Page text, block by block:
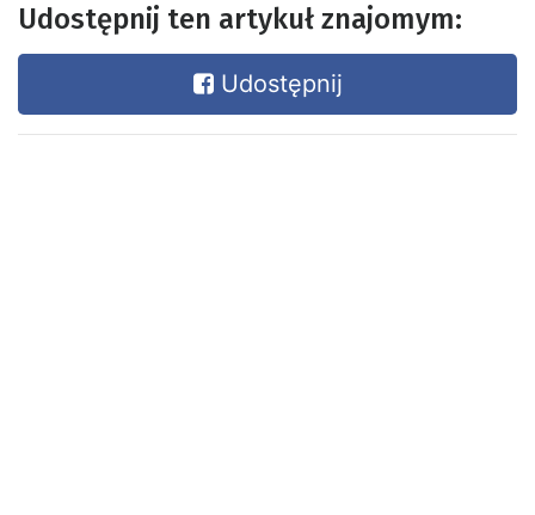
Udostępnij ten artykuł znajomym:
Udostępnij